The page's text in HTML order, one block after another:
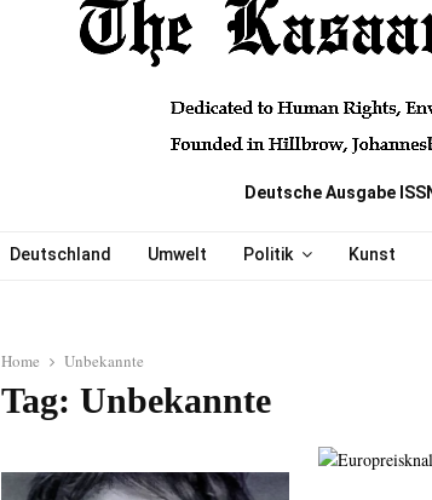
Deutsche Ausgabe
Deutschland Umwelt Politik Kunst
Home Unbekannte
Tag: Unbekannte